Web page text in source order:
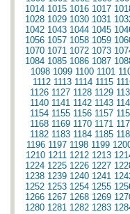
1014 1015 1016 1017
1028 1029 1030 1031
1042 1043 1044 1045
1056 1057 1058 1059
1070 1071 1072 1073
1084 1085 1086 1087
1098 1099 1100 1101
1112 1113 1114 1115
1126 1127 1128 1129
1140 1141 1142 1143
1154 1155 1156 1157
1168 1169 1170 1171
1182 1183 1184 1185
1196 1197 1198 1199
1210 1211 1212 1213
1224 1225 1226 1227
1238 1239 1240 1241
1252 1253 1254 1255
1266 1267 1268 1269
1280 1281 1282 1283